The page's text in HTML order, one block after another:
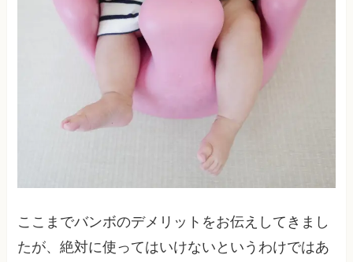
ここまでバンボのデメリットをお伝えしてきまし
たが、絶対に使ってはいけないというわけではあ